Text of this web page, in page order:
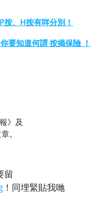
按、H按有咩分別！
要知道何謂 按揭保險 ！
》及
。
留
！同埋緊貼我哋